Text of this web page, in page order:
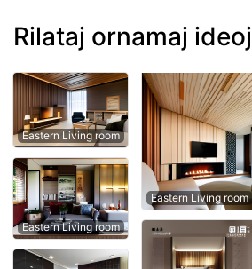
Rilataj ornamaj ideoj
Eastern Living room
Eastern Living room
Eastern Living room